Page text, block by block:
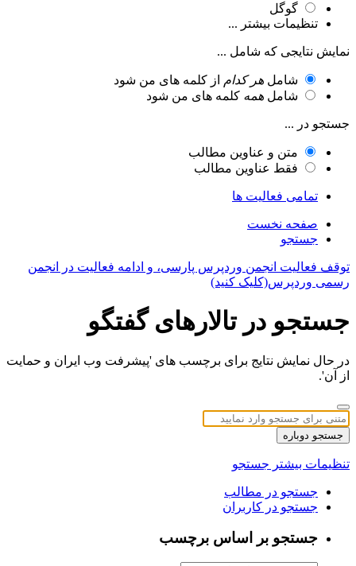
گوگل
تنظیمات بیشتر ...
نمایش نتایجی که شامل ...
شامل هر کدام از کلمه های من شود
شامل همه کلمه های من شود
جستجو در ...
متن و عناوین مطالب
فقط عناوین مطالب
تمامی فعالیت ها
صفحه نخست
جستجو
توقف فعالیت انجمن وردپرس پارسی، و ادامه فعالیت در انجمن
رسمی وردپرس(کلیک کنید)
جستجو در تالارهای گفتگو
در حال نمایش نتایج برای برچسب های 'پیشرفت وب ایران و حمایت
از آن'.
جستجو دوباره
تنظیمات بیشتر جستجو
جستجو در مطالب
جستجو در کاربران
جستجو بر اساس برچسب